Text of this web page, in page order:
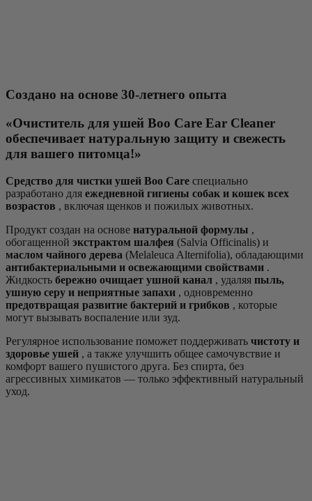
Создано на основе 30-летнего опыта
«Очиститель для ушей Boo Care Ear Cleaner
обеспечивает натуральную защиту и свежесть
для вашего питомца!»
Средство для чистки ушей Boo Care специально
разработано для ежедневной гигиены собак и кошек всех
возрастов , включая щенков и пожилых животных.
Продукт создан на основе натуральной формулы ,
обогащенной экстрактом шалфея (Salvia Officinalis) и
маслом чайного дерева (Melaleuca Alternifolia), обладающими
антибактериальными и освежающими свойствами .
Жидкость бережно очищает ушной канал , удаляя пыль,
ушную серу и неприятные запахи , одновременно
предотвращая развитие бактерий и грибков , которые
могут вызывать воспаление или зуд.
Регулярное использование поможет поддерживать чистоту и
здоровье ушей , а также улучшить общее самочувствие и
комфорт вашего пушистого друга. Без спирта, без
агрессивных химикатов — только эффективный натуральный
уход.